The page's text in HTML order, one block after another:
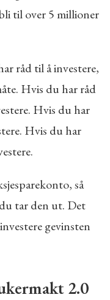
til over 5 millioner
råd til å investere,
Hvis du har råd
Hvis du har
Hvis du har
så
tar den ut. Det
gevinsten
2.0